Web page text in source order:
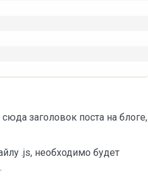
заголовок поста на блоге,
.js, необходимо будет